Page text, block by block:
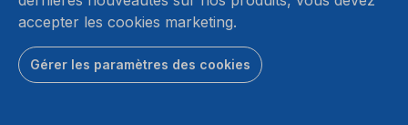
accepter les cookies marketing.
Gérer les paramètres des cookies